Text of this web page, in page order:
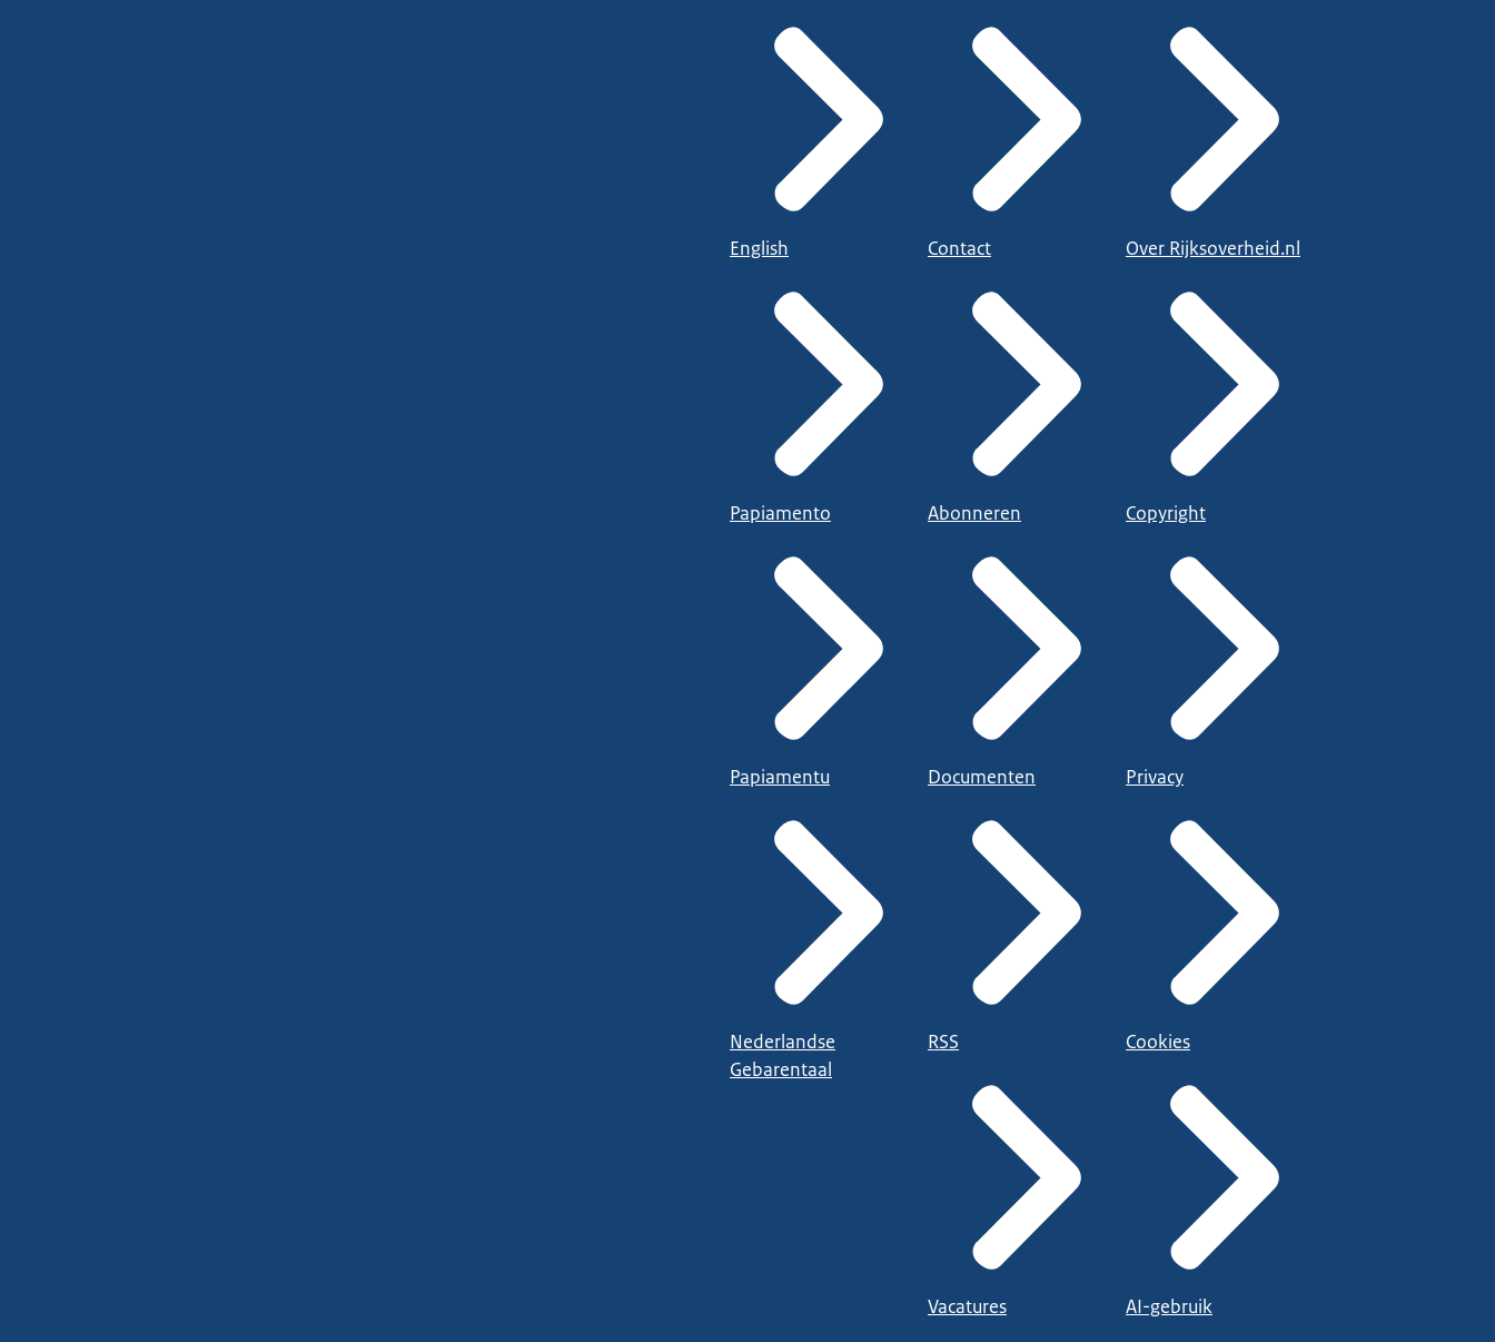
English
Papiamento
Papiamentu
Nederlandse
Gebarentaal
Contact
Abonneren
Documenten
RSS
Vacatures
Over Rijksoverheid.nl
Copyright
Privacy
Cookies
AI-gebruik